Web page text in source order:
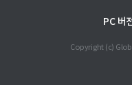
PC 버
Copyright (c)